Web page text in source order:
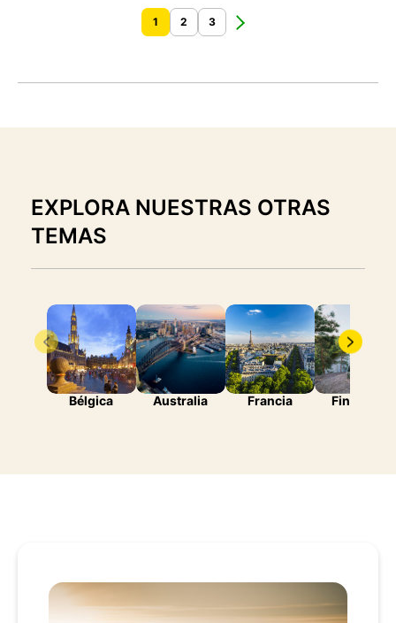
1 2 3
EXPLORA NUESTRAS OTRAS
TEMAS
Bélgica Australia Francia Finlandia